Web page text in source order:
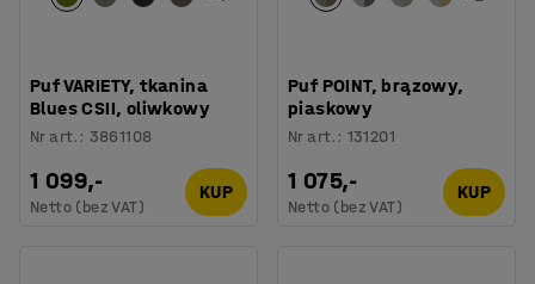
Puf VARIETY, tkanina
Blues CSII, oliwkowy
Nr art. : 3861108
1 099,-
Netto (bez VAT)
KUP
Puf POINT, brązowy,
piaskowy
Nr art. : 131201
1 075,-
Netto (bez VAT)
KUP